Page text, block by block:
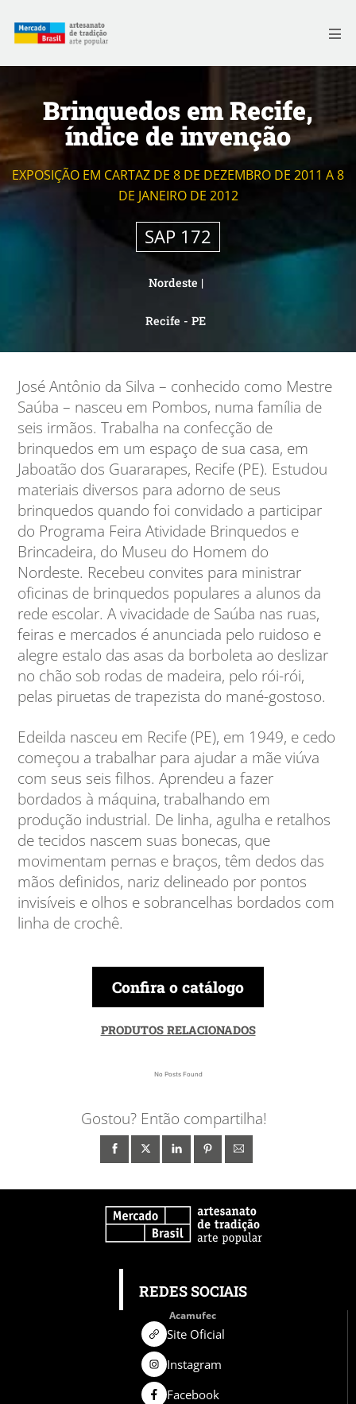
Brinquedos em Recife,
índice de invenção
EXPOSIÇÃO EM CARTAZ DE 8 DE DEZEMBRO DE 2011 A 8
DE JANEIRO DE 2012
SAP 172
Nordeste |
Recife - PE
José Antônio da Silva – conhecido como Mestre
Saúba – nasceu em Pombos, numa família de
seis irmãos. Trabalha na confecção de
brinquedos em um espaço de sua casa, em
Jaboatão dos Guararapes, Recife (PE). Estudou
materiais diversos para adorno de seus
brinquedos quando foi convidado a participar
do Programa Feira Atividade Brinquedos e
Brincadeira, do Museu do Homem do
Nordeste. Recebeu convites para ministrar
oficinas de brinquedos populares a alunos da
rede escolar. A vivacidade de Saúba nas ruas,
feiras e mercados é anunciada pelo ruidoso e
alegre estalo das asas da borboleta ao deslizar
no chão sob rodas de madeira, pelo rói-rói,
pelas piruetas de trapezista do mané-gostoso.
Edeilda nasceu em Recife (PE), em 1949, e cedo
começou a trabalhar para ajudar a mãe viúva
com seus seis filhos. Aprendeu a fazer
bordados à máquina, trabalhando em
produção industrial. De linha, agulha e retalhos
de tecidos nascem suas bonecas, que
movimentam pernas e braços, têm dedos das
mãos definidos, nariz delineado por pontos
invisíveis e olhos e sobrancelhas bordados com
linha de crochê.
Confira o catálogo
PRODUTOS RELACIONADOS
No Posts Found
Gostou? Então compartilha!
REDES SOCIAIS
Acamufec
Site Oficial
Instagram
Facebook